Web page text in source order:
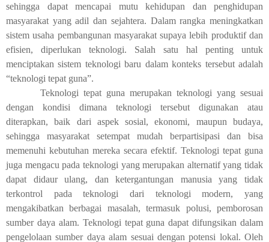
sehingga dapat mencapai mutu kehidupan dan penghidupan
masyarakat yang adil dan sejahtera. Dalam rangka meningkatkan
sistem usaha pembangunan masyarakat supaya lebih produktif dan
efisien, diperlukan teknologi. Salah satu hal penting untuk
menciptakan sistem teknologi baru dalam konteks tersebut adalah
“teknologi tepat guna”.
Teknologi tepat guna merupakan teknologi yang sesuai
dengan kondisi dimana teknologi tersebut digunakan atau
diterapkan, baik dari aspek sosial, ekonomi, maupun budaya,
sehingga masyarakat setempat mudah berpartisipasi dan bisa
memenuhi kebutuhan mereka secara efektif. Teknologi tepat guna
juga mengacu pada teknologi yang merupakan alternatif yang tidak
dapat didaur ulang, dan ketergantungan manusia yang tidak
terkontrol pada teknologi dari teknologi modern, yang
mengakibatkan berbagai masalah, termasuk polusi, pemborosan
sumber daya alam. Teknologi tepat guna dapat difungsikan dalam
pengelolaan sumber daya alam sesuai dengan potensi lokal. Oleh